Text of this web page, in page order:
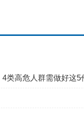
4类高危人群需做好这5